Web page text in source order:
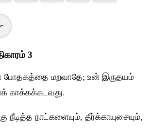
3
மறவாதே; உன் இருதயம்
காக்கக்கடவது.
நாட்களையும், தீர்க்காயுசையும்,